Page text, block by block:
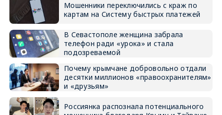
Мошенники переключились с краж по
картам на Систему быстрых платежей
В Севастополе женщина забрала
телефон ради «урока» и стала
подозреваемой
Почему крымчане добровольно отдали
десятки миллионов «правоохранителям»
и «друзьям»
Россиянка распознала потенциального